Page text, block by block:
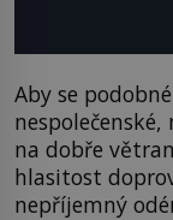
Aby se
na dobře
hlasitost
nepříjemný